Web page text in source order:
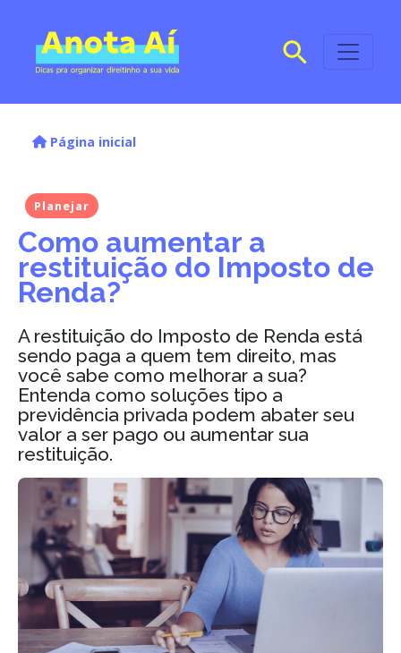
Página inicial
Planejar
Como aumentar a
restituição do Imposto de
Renda?
A restituição do Imposto de Renda está
sendo paga a quem tem direito, mas
você sabe como melhorar a sua?
Entenda como soluções tipo a
previdência privada podem abater seu
valor a ser pago ou aumentar sua
restituição.